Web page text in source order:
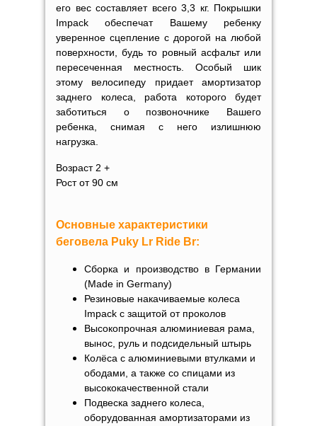
его вес составляет всего 3,3 кг. Покрышки
Impack обеспечат Вашему ребенку
уверенное сцепление с дорогой на любой
поверхности, будь то ровный асфальт или
пересеченная местность. Особый шик
этому велосипеду придает амортизатор
заднего колеса, работа которого будет
заботиться о позвоночнике Вашего
ребенка, снимая с него излишнюю
нагрузка.
Возраст 2 +
Рост от 90 см
Основные характеристики
беговела Puky Lr Ride Br:
Сборка и производство в Германии
(Made in Germany)
Резиновые накачиваемые колеса
Impack с защитой от проколов
Высокопрочная алюминиевая рама,
вынос, руль и подсидельный штырь
Колёса с алюминиевыми втулками и
ободами, а также со спицами из
высококачественной стали
Подвеска заднего колеса,
оборудованная амортизаторами из